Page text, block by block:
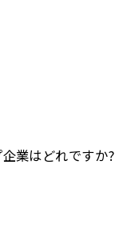
業はどれですか?